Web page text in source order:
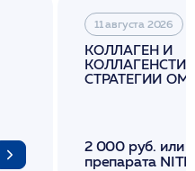
11 августа 2026
КОЛЛАГЕН И
СТРАТЕГИИ
2 000 руб. или
препарата